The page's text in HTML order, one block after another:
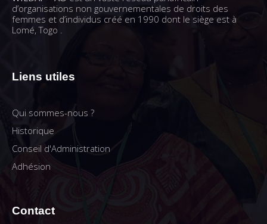
d’organisations non gouvernementales de droits des
femmes et d’individus créé en 1990 dont le siège est à
Lomé, Togo .
Liens utiles
Qui sommes-nous ?
Historique
Conseil d'Administration
Adhésion
Contact